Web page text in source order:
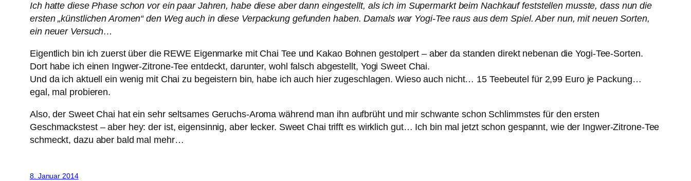
Ich hatte diese Phase schon vor ein paar Jahren, habe diese aber dann eingestellt, als ich im Supermarkt beim Nachkauf feststellen musste, dass nun die
ersten „künstlichen Aromen“ den Weg auch in diese Verpackung gefunden haben. Damals war Yogi-Tee raus aus dem Spiel. Aber nun, mit neuen Sorten,
ein neuer Versuch…
Eigentlich bin ich zuerst über die REWE Eigenmarke mit Chai Tee und Kakao Bohnen gestolpert – aber da standen direkt nebenan die Yogi-Tee-Sorten.
Dort habe ich einen Ingwer-Zitrone-Tee entdeckt, darunter, wohl falsch abgestellt, Yogi Sweet Chai.
Und da ich aktuell ein wenig mit Chai zu begeistern bin, habe ich auch hier zugeschlagen. Wieso auch nicht… 15 Teebeutel für 2,99 Euro je Packung…
egal, mal probieren.
Also, der Sweet Chai hat ein sehr seltsames Geruchs-Aroma während man ihn aufbrüht und mir schwante schon Schlimmstes für den ersten
Geschmackstest – aber hey: der ist, eigensinnig, aber lecker. Sweet Chai trifft es wirklich gut… Ich bin mal jetzt schon gespannt, wie der Ingwer-Zitrone-Tee
schmeckt, dazu aber bald mal mehr…
8. Januar 2014